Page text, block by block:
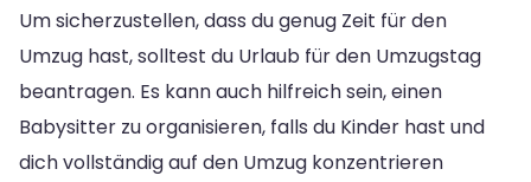
Um sicherzustellen, dass du genug Zeit für den
Umzug hast, solltest du Urlaub für den Umzugstag
beantragen. Es kann auch hilfreich sein, einen
Babysitter zu organisieren, falls du Kinder hast und
dich vollständig auf den Umzug konzentrieren